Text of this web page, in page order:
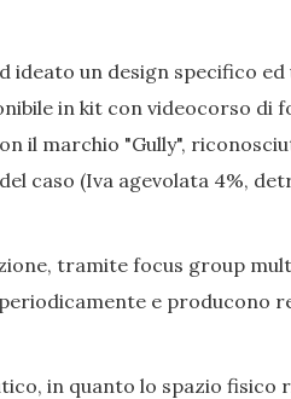
ideato un design specifico
in kit con videocorso di
il marchio "Gully",
caso (Iva agevolata 4%,
tramite focus group
e producono
in quanto lo spazio fisico